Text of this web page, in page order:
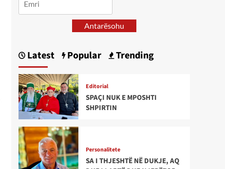
Antarësohu
Latest Popular Trending
Editorial
SPAÇI NUK E MPOSHTI
SHPIRTIN
Personalitete
SA I THJESHTË NË DUKJE, AQ